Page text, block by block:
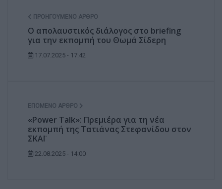
ΠΡΟΗΓΟΎΜΕΝΟ ΆΡΘΡΟ
Ο απολαυστικός διάλογος στο briefing
για την εκπομπή του Θωμά Σίδερη
17.07.2025 - 17:42
ΕΠΌΜΕΝΟ ΆΡΘΡΟ
«Power Talk»: Πρεμιέρα για τη νέα
εκπομπή της Τατιάνας Στεφανίδου στον
ΣΚΑΪ
22.08.2025 - 14:00